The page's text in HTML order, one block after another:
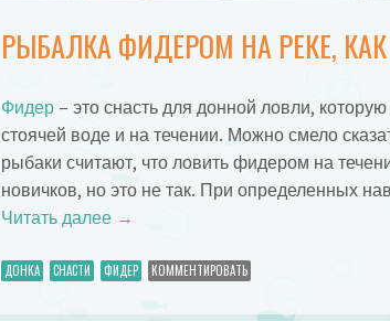
РЫБАЛКА ФИДЕРОМ НА РЕКЕ,
Фидер– это снасть для донной ловли,
стоячей воде и на течении. Можно смело
рыбаки считают, что ловить фидером на
новичков, но это не так. При определенных
Читать далее →
ДОНКА СНАСТИ ФИДЕР КОММЕНТИРОВАТЬ